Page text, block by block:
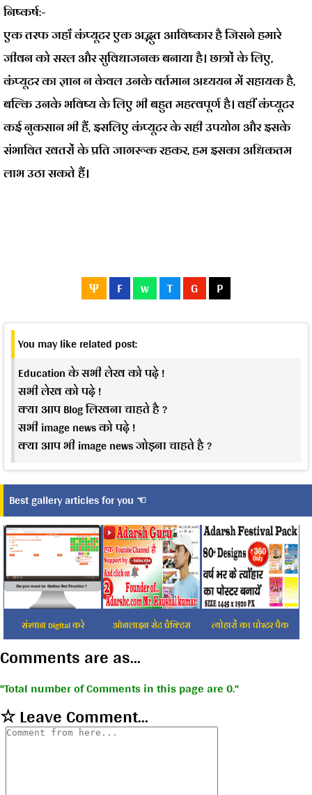
निष्कर्ष:-
एक तरफ जहाँ कंप्यूटर एक अद्भुत आविष्कार है जिसने हमारे
जीवन को सरल और सुविधाजनक बनाया है। छात्रों के लिए,
कंप्यूटर का ज्ञान न केवल उनके वर्तमान अध्ययन में सहायक है,
बल्कि उनके भविष्य के लिए भी बहुत महत्वपूर्ण है। वहीं कंप्यूटर
कई नुकसान भी हैं, इसलिए कंप्यूटर के सही उपयोग और इसके
संभावित खतरों के प्रति जागरूक रहकर, हम इसका अधिकतम
लाभ उठा सकते हैं।
Ψ F w T G P
You may like related post:
Education के सभी लेख को पढ़े !
सभी लेख को पढ़े !
क्या आप Blog लिखना चाहते है ?
सभी image news को पढ़े !
क्या आप भी image news जोड़ना चाहते है ?
Best gallery articles for you ☜
संस्थान Digital करे ऑनलाइन सेट प्रैक्टिस त्योहारों का पोस्टर पैक
Comments are as...
Total number of Comments in this page are 0.
☆ Leave Comment...